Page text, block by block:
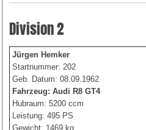
Division 2
Jürgen Hemker
Startnummer: 202
Geb. Datum: 08.09.1962
Fahrzeug: Audi R8 GT4
Hubraum: 5200 ccm
Leistung: 495 PS
Gewicht: 1469 kg